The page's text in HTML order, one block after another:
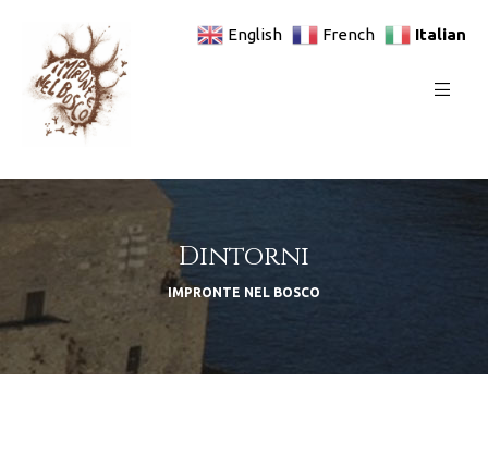
Dintorni
IMPRONTE NEL BOSCO
English French Italian